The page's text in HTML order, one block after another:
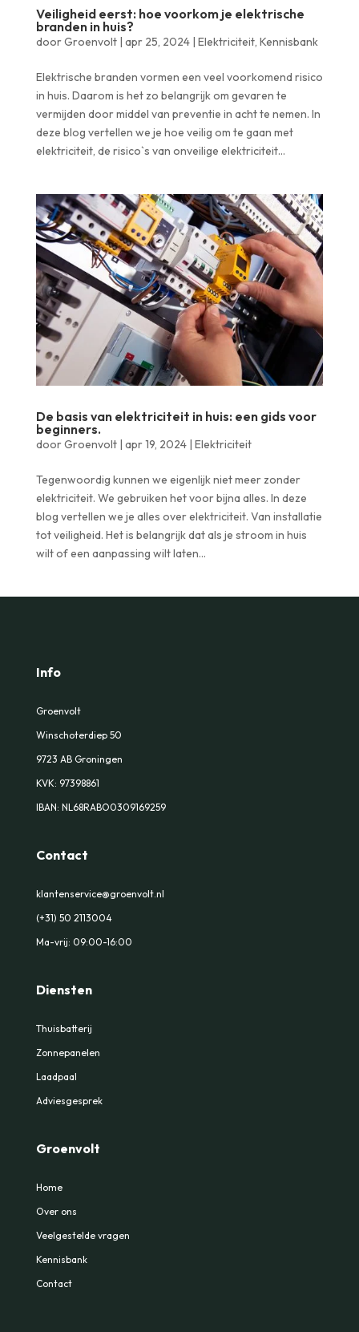
Veiligheid eerst: hoe voorkom je elektrische
branden in huis?
doorGroenvolt| apr 25, 2024| Elektriciteit, Kennisbank
Elektrische branden vormen een veel voorkomend risico
in huis. Daarom is het zo belangrijk om gevaren te
vermijden door middel van preventie in acht te nemen. In
deze blog vertellen we je hoe veilig om te gaan met
elektriciteit, de risico`s van onveilige elektriciteit...
De basis van elektriciteit in huis: een gids voor
beginners.
doorGroenvolt| apr 19, 2024| Elektriciteit
Tegenwoordig kunnen we eigenlijk niet meer zonder
elektriciteit. We gebruiken het voor bijna alles. In deze
blog vertellen we je alles over elektriciteit. Van installatie
tot veiligheid. Het is belangrijk dat als je stroom in huis
wilt of een aanpassing wilt laten...
Info
Groenvolt
Winschoterdiep 50
9723 AB Groningen
KVK: 97398861
IBAN: NL68RABO0309169259
Contact
klantenservice@groenvolt.nl
(+31) 50 2113004
Ma-vrij: 09:00-16:00
Diensten
Thuisbatterij
Zonnepanelen
Laadpaal
Adviesgesprek
Groenvolt
Home
Over ons
Veelgestelde vragen
Kennisbank
Contact